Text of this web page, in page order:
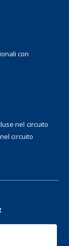
con
nel circuito
circuito